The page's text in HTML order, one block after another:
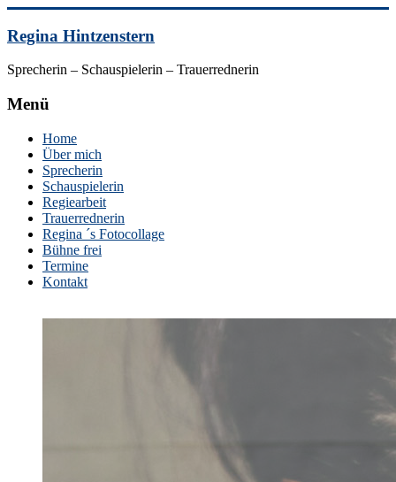
to
content
Regina Hintzenstern
Sprecherin – Schauspielerin – Trauerrednerin
Menü
Home
Über mich
Sprecherin
Schauspielerin
Regiearbeit
Trauerrednerin
Regina ´s Fotocollage
Bühne frei
Termine
Kontakt